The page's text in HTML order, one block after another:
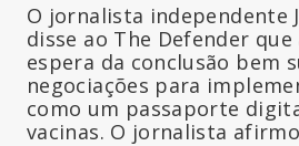
O jornalista independente
disse ao The Defender que
espera da conclusão bem
negociações para
como um passaporte
vacinas. O jornalista